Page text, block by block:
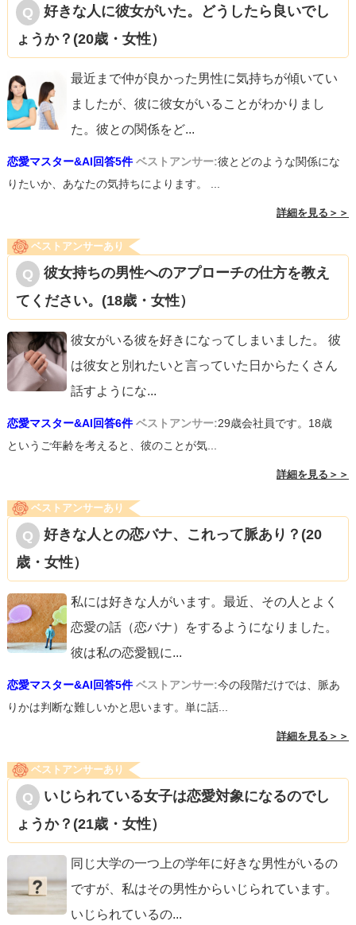
好きな人に彼女がいた。どうしたら良いでし
ょうか？(20歳・女性）
最近まで仲が良かった男性に気持ちが傾いてい
ましたが、彼に彼女がいることがわかりまし
た。彼との関係をど...
恋愛マスター&AI回答5件 ベストアンサー:彼とどのような関係にな
りたいか、あなたの気持ちによります。 ...
詳細を見る＞＞
ベストアンサーあり
彼女持ちの男性へのアプローチの仕方を教え
てください。(18歳・女性）
彼女がいる彼を好きになってしまいました。 彼
は彼女と別れたいと言っていた日からたくさん
話すようにな...
恋愛マスター&AI回答6件 ベストアンサー:29歳会社員です。18歳
というご年齢を考えると、彼のことが気...
詳細を見る＞＞
ベストアンサーあり
好きな人との恋バナ、これって脈あり？(20
歳・女性）
私には好きな人がいます。最近、その人とよく
恋愛の話（恋バナ）をするようになりました。
彼は私の恋愛観に...
恋愛マスター&AI回答5件 ベストアンサー:今の段階だけでは、脈あ
りかは判断な難しいかと思います。単に話...
詳細を見る＞＞
ベストアンサーあり
いじられている女子は恋愛対象になるのでし
ょうか？(21歳・女性）
同じ大学の一つ上の学年に好きな男性がいるの
ですが、私はその男性からいじられています。
いじられているの...